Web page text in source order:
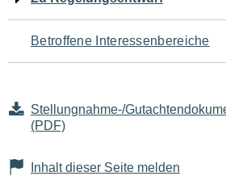
den
Seiteninhalt
Betroffene Interessenbereiche
Stellungnahme-/
(PDF)
Inhalt dieser Seite melden